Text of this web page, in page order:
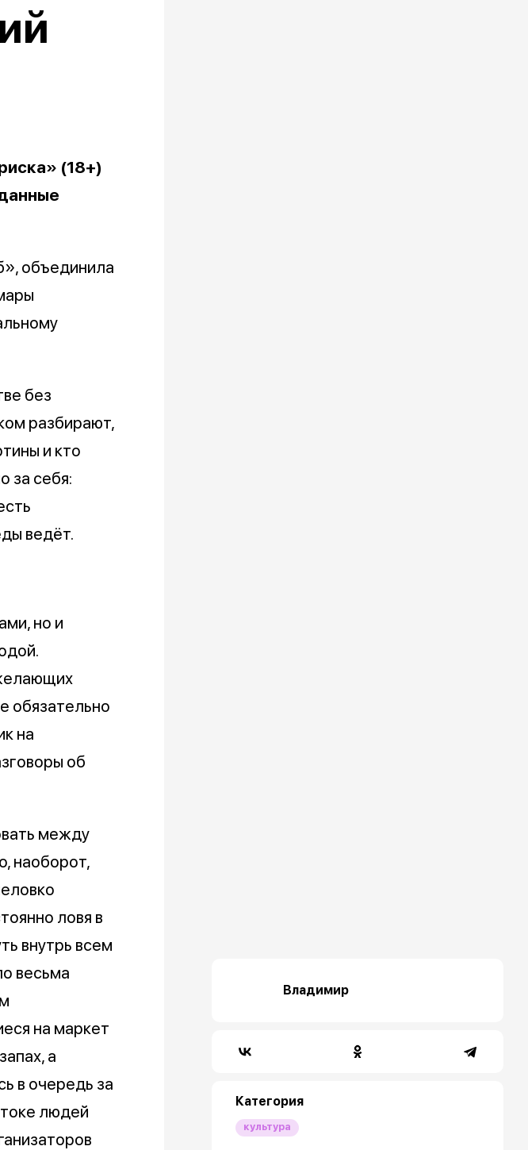
(18+)
объединила
без
разбирают,
и кто
за себя:
ведёт.
но и
обязательно
на
об
между
наоборот,
ловя в
внутрь всем
весьма
на маркет
а
в очередь за
людей
Владимир
Категория
культура